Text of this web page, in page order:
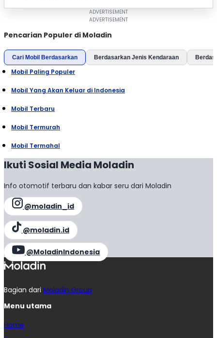
Pencarian Populer di Moladin
Cari Mobil Berdasarkan Berdasarkan Jenis Kendaraan
Mobil Paling Populer
Mobil Yang Akan Keluar di Indonesia
Mobil Terbaru
Mobil Termurah
Mobil Termahal
Ikuti Sosial Media Moladin
Info otomotif terbaru dan kabar seru dari Moladin
@moladin_id
@moladin.id
@MoladinIndonesia
Bagian dari Moladin Group
Menu utama
Home